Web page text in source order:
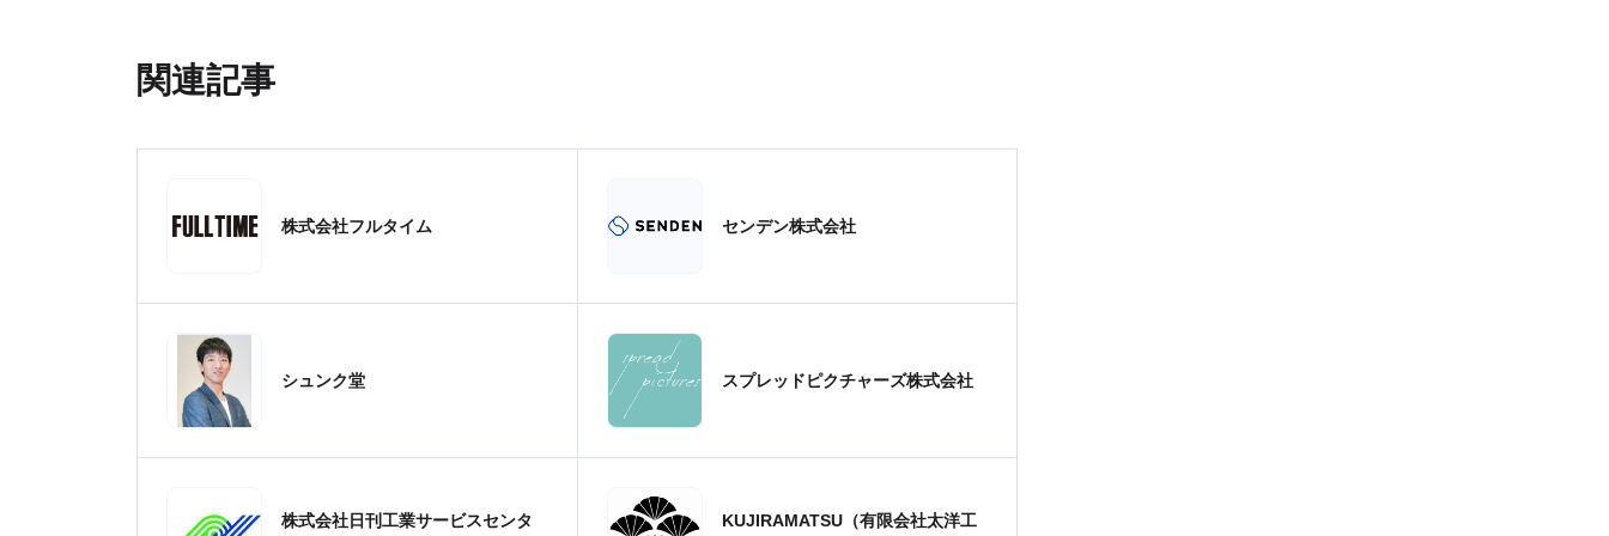
関連記事
株式会社フルタイム センデン株式会社
シュンク堂 スプレッドピクチャーズ株式会社
株式会社日刊工業サービスセンタ KUJIRAMATSU（有限会社太洋工